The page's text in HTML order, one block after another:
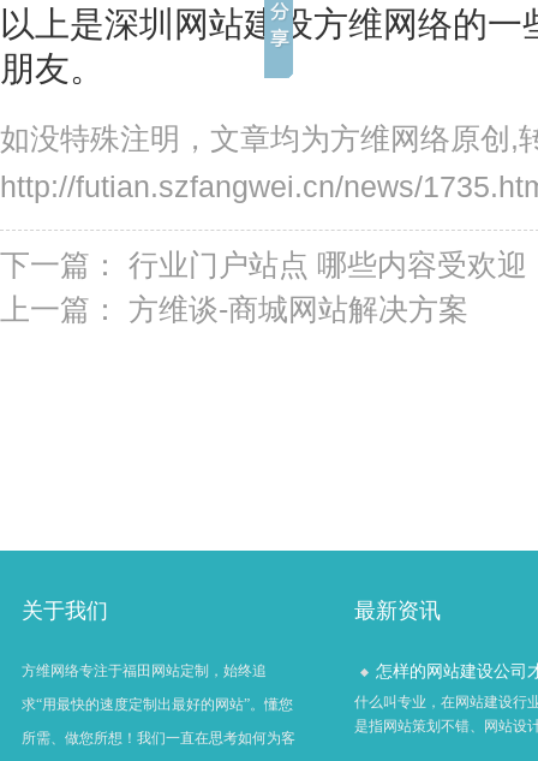
以上是深圳网站建设方维网络的
朋友。
如没特殊注明，文章均为方维网络原创,
http://futian.szfangwei.cn/news/
下一篇： 行业门户站点 哪些内容受欢迎
上一篇： 方维谈-商城网站解决方案
关于我们
方维网络专注于福田网站定制，始终追
求“用最快的速度定制出最好的网站”。懂您
所需、做您所想！我们一直在思考如何为客
最新资讯
怎样的网站建设公司
什么叫专业，在网站建设行
是指网站策划不错、网站设